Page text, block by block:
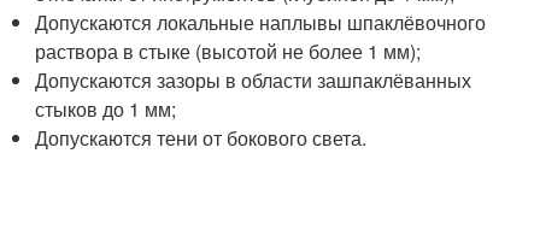
Допускаются локальные наплывы шпаклёвочного
раствора в стыке (высотой не более 1 мм);
Допускаются зазоры в области зашпаклёванных
стыков до 1 мм;
Допускаются тени от бокового света.